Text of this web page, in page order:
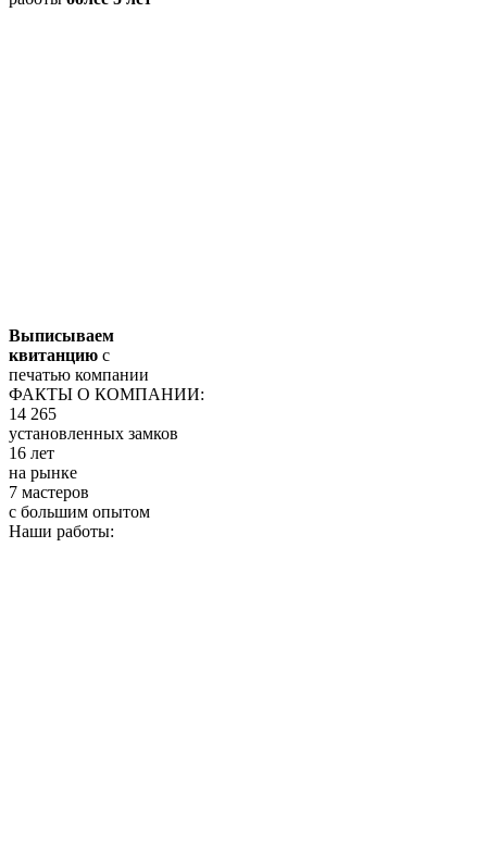
Выписываем
квитанцию с
печатью компании
ФАКТЫ О КОМПАНИИ:
14 265
установленных замков
16 лет
на рынке
7 мастеров
с большим опытом
Наши работы: